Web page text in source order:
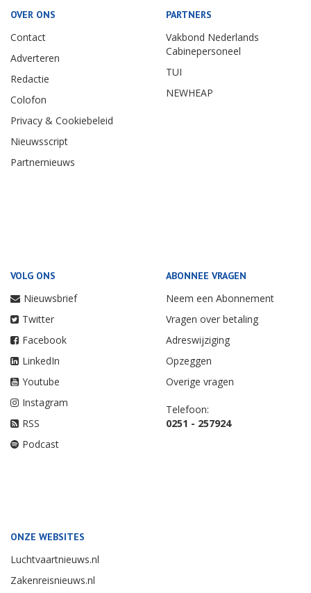
OVER ONS
Contact
Adverteren
Redactie
Colofon
Privacy & Cookiebeleid
Nieuwsscript
Partnernieuws
PARTNERS
Vakbond Nederlands
Cabinepersoneel
TUI
NEWHEAP
VOLG ONS
Nieuwsbrief
Twitter
Facebook
LinkedIn
Youtube
Instagram
RSS
Podcast
ABONNEE VRAGEN
Neem een Abonnement
Vragen over betaling
Adreswijziging
Opzeggen
Overige vragen
Telefoon:
0251 - 257924
ONZE WEBSITES
Luchtvaartnieuws.nl
Zakenreisnieuws.nl